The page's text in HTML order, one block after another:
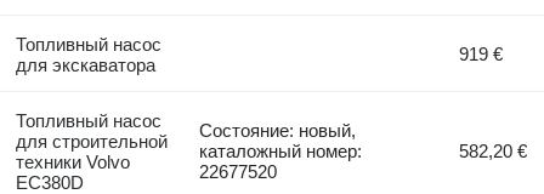
Топливный насос
для экскаватора
919 €
Топливный насос
для строительной
техники Volvo
EC380D
Состояние: новый,
каталожный номер:
22677520
582,20 €